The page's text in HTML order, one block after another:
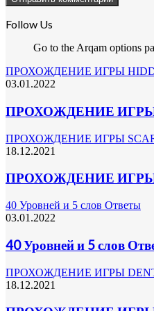
Follow Us
Go to the Arqam options
ПРОХОЖДЕНИЕ ИГРЫ
03.01.2022
ПРОХОЖДЕНИЕ ИГРЫ
ПРОХОЖДЕНИЕ ИГРЫ
18.12.2021
ПРОХОЖДЕНИЕ ИГРЫ
40 Уровней и 5 слов Ответы
03.01.2022
40 Уровней и 5 слов
ПРОХОЖДЕНИЕ ИГРЫ
18.12.2021